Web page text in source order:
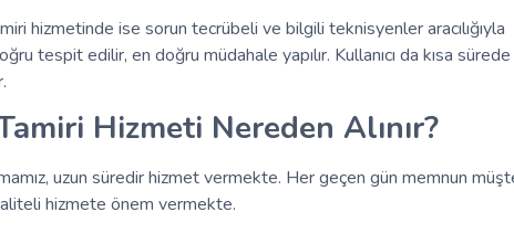
hizmetinde ise sorun tecrübeli ve bilgili teknisyenler aracılığıyla
tespit edilir, en doğru müdahale yapılır. Kullanıcı da kısa sürede
Hizmeti Nereden Alınır?
uzun süredir hizmet vermekte. Her geçen gün memnun
hizmete önem vermekte.